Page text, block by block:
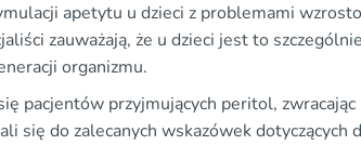
apetytu u dzieci z problemami
zauważają, że u dzieci jest to
organizmu.
pacjentów przyjmujących peritol,
się do zalecanych wskazówek dotyczących